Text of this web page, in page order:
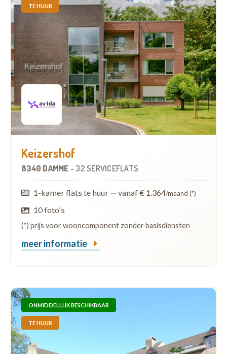
TE HUUR
Keizershof
8340 DAMME - 32 SERVICEFLATS
1-kamer flats te huur — vanaf € 1.364/maand (*)
10 foto's
(*) prijs voor wooncomponent zonder basisdiensten
meer informatie
ONMIDDELLIJK BESCHIKBAAR
TE HUUR